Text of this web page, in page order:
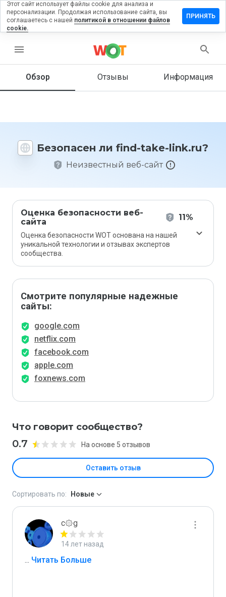
menu
Обзор Отзывы Информация
Безопасен ли find-take-link.ru?
Неизвестный веб-сайт
Оценка безопасности веб-
сайта
11%
Оценка безопасности WOT основана на нашей
уникальной технологии и отзывах экспертов
сообщества.
Смотрите популярные надежные
сайты:
google.com
netflix.com
facebook.com
apple.com
foxnews.com
Что говорит сообщество?
0.7 На основе 5 отзывов
Оставить отзыв
на
take-
оценили
сайт от
1 до 5?
Сортировать по: Новые
c۞g
14 лет назад
... Читать Больше
Этот сайт использует файлы cookie для анализа и
персонализации. Продолжая использование сайта, вы
соглашаетесь с нашей политикой в отношении файлов
cookie.
ПРИНЯТЬ